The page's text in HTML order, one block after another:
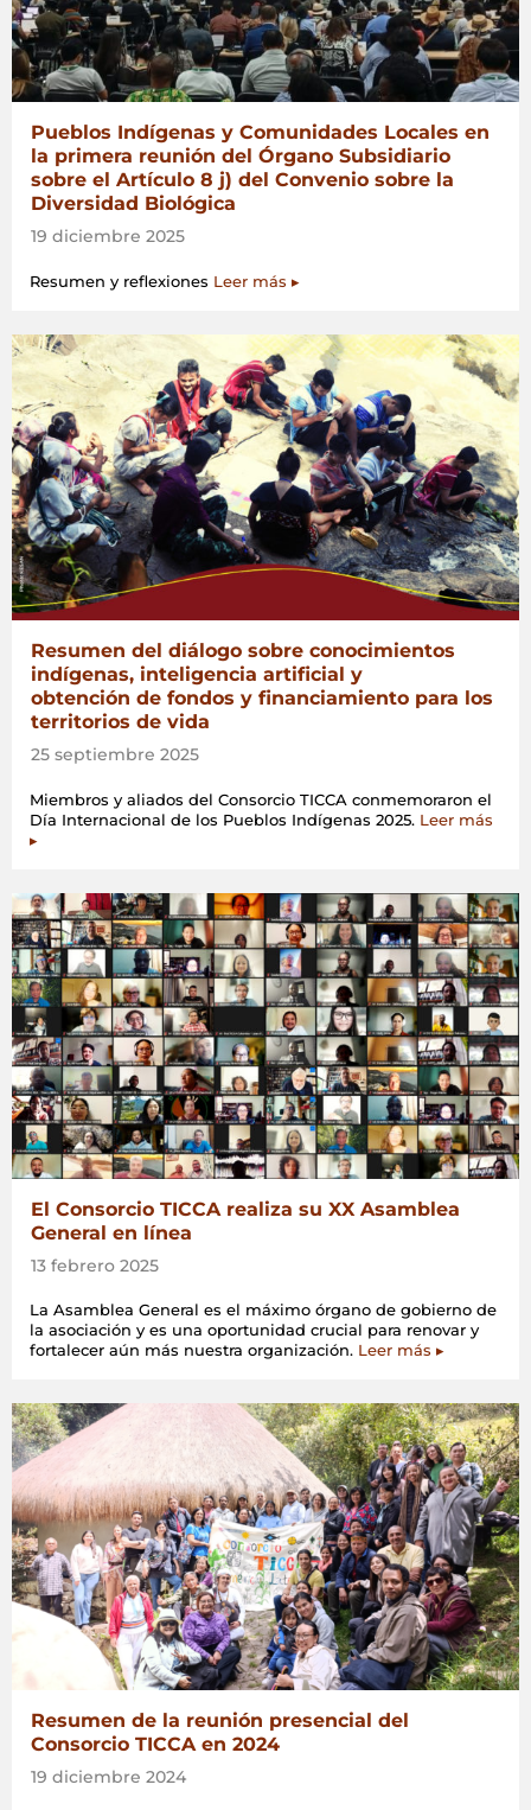
Pueblos Indígenas y Comunidades Locales en
la primera reunión del Órgano Subsidiario
sobre el Artículo 8 j) del Convenio sobre la
Diversidad Biológica
19 diciembre 2025
Resumen y reflexiones Leer más ▸
Resumen del diálogo sobre conocimientos
indígenas, inteligencia artificial y
obtención de fondos y financiamiento para los
territorios de vida
25 septiembre 2025
Miembros y aliados del Consorcio TICCA conmemoraron el
Día Internacional de los Pueblos Indígenas 2025. Leer más
▸
El Consorcio TICCA realiza su XX Asamblea
General en línea
13 febrero 2025
La Asamblea General es el máximo órgano de gobierno de
la asociación y es una oportunidad crucial para renovar y
fortalecer aún más nuestra organización. Leer más ▸
Resumen de la reunión presencial del
Consorcio TICCA en 2024
19 diciembre 2024